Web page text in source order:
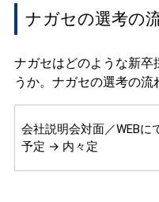
ナガセの選考の
ナガセはどのような新卒
うか。ナガセの選考の流
会社説明会対面／WEB
予定 → 内々定